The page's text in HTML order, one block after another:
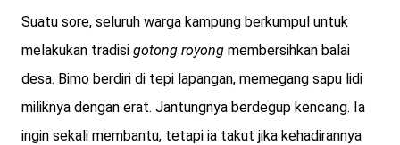
Suatu sore, seluruh warga kampung berkumpul untuk
melakukan tradisi gotong royong membersihkan balai
desa. Bimo berdiri di tepi lapangan, memegang sapu lidi
miliknya dengan erat. Jantungnya berdegup kencang. Ia
ingin sekali membantu, tetapi ia takut jika kehadirannya